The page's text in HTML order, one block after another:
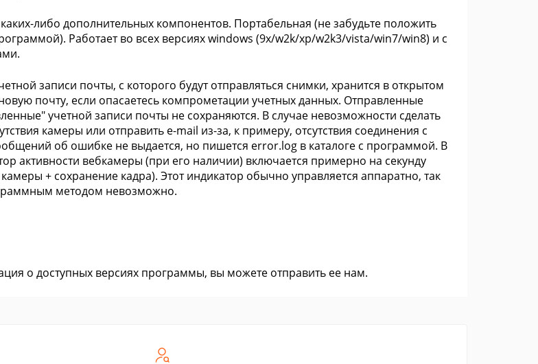
либо дополнительных компонентов. Портабельная (не забудьте положить
Работает во всех версиях windows (9x/w2k/xp/w2k3/vista/win7/win8) и с
записи почты, с которого будут отправляться снимки, хранится в открытом
почту, если опасаетесь компрометации учетных данных. Отправленные
учетной записи почты не сохраняются. В случае невозможности сделать
камеры или отправить e-mail из-за, к примеру, отсутствия соединения с
об ошибке не выдается, но пишется error.log в каталоге с программой. В
активности вебкамеры (при его наличии) включается примерно на секунду
+ сохранение кадра). Этот индикатор обычно управляется аппаратно, так
методом невозможно.
о доступных версиях программы, вы можете отправить ее нам.